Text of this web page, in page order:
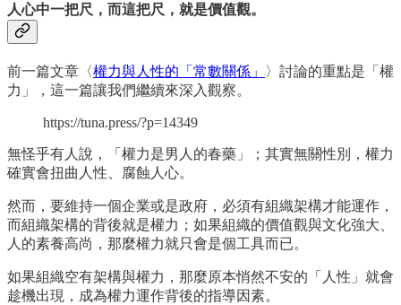
人心中一把尺，而這把尺，就是價值觀。
前一篇文章〈權力與人性的「常數關係」
〉討論的重點是「權
力」，這一篇讓我們繼續來深入觀察。
https://tuna.press/?p=14349
無怪乎有人說，「權力是男人的春藥」；其實無關性別，權力
確實會扭曲人性、腐蝕人心。
然而，要維持一個企業或是政府，必須有組織架構才能運作，
而組織架構的背後就是權力；如果組織的價值觀與文化強大、
人的素養高尚，那麼權力就只會是個工具而已。
如果組織空有架構與權力，那麼原本悄然不安的「人性」就會
趁機出現，成為權力運作背後的指導因素。